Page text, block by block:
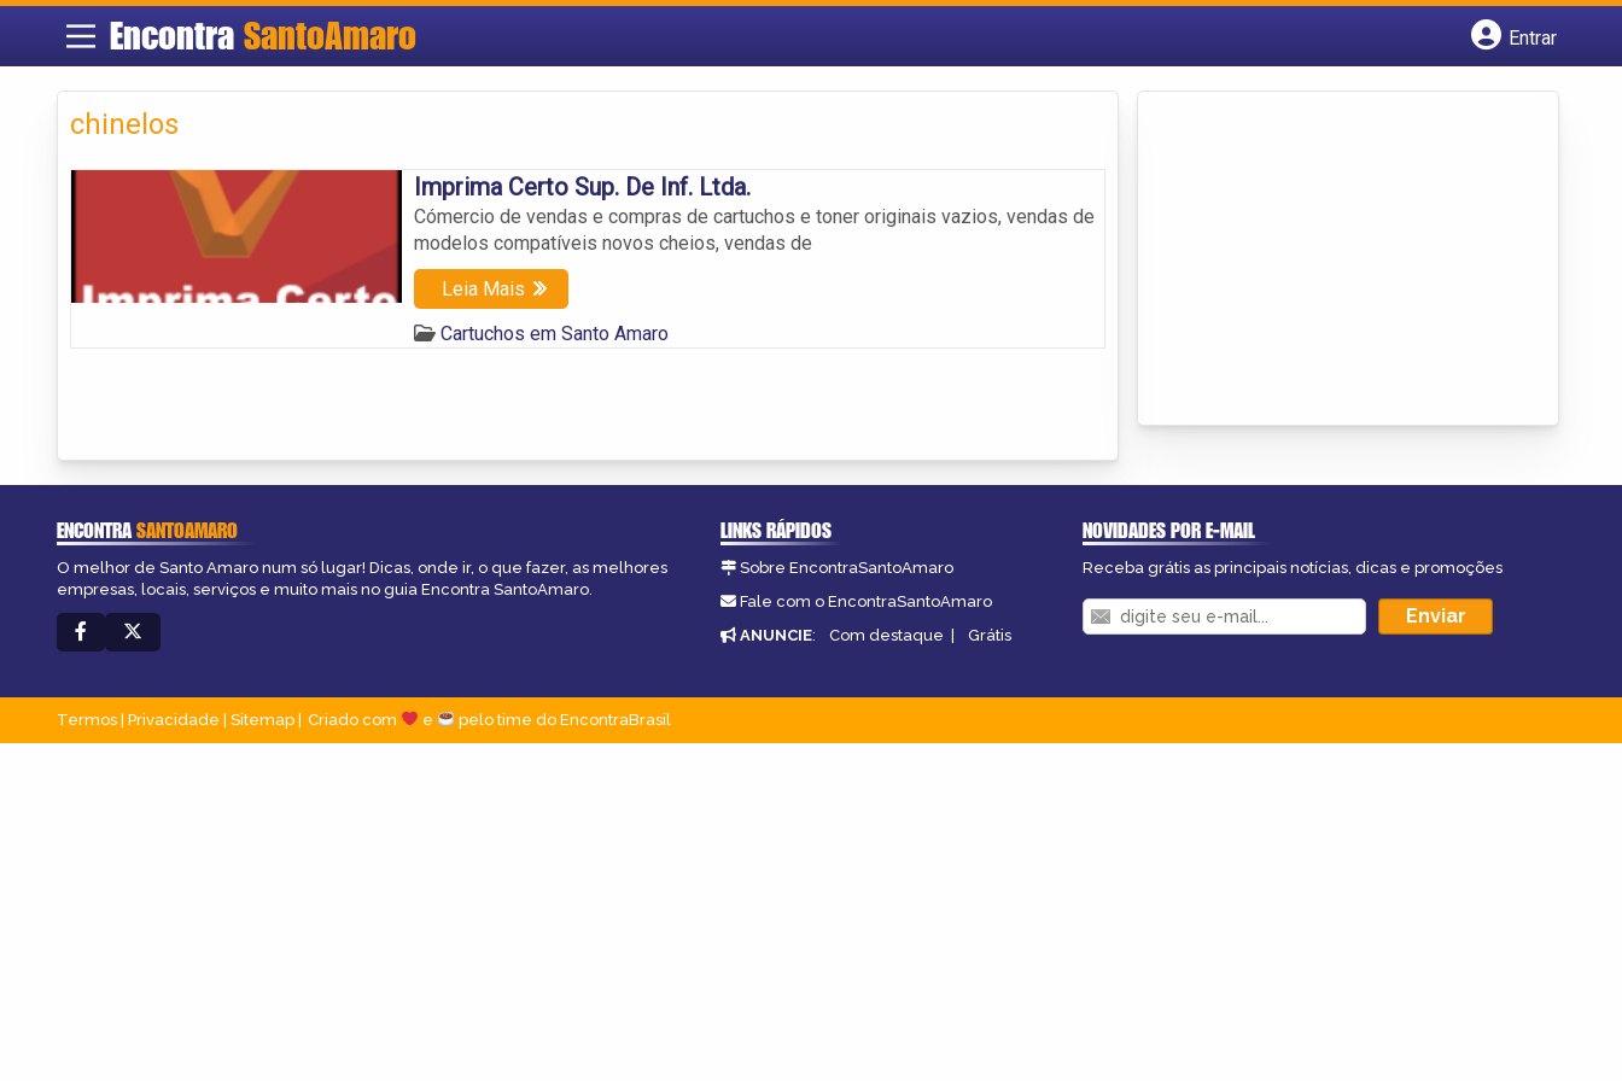
Encontra SantoAmaro
Entrar
chinelos
Imprima Certo Sup. De Inf. Ltda.
Cómercio de vendas e compras de cartuchos e toner originais vazios, vendas de
modelos compatíveis novos cheios, vendas de
Leia Mais
Cartuchos em Santo Amaro
ENCONTRASANTOAMARO
O melhor de Santo Amaro num só lugar! Dicas, onde ir, o que fazer, as melhores
empresas, locais, serviços e muito mais no guia Encontra SantoAmaro.
LINKS RÁPIDOS
Sobre EncontraSantoAmaro
Fale com o EncontraSantoAmaro
ANUNCIE: Com destaque | Grátis
NOVIDADES POR E-MAIL
Receba grátis as principais notícias, dicas e promoções
Termos Privacidade Sitemap Criado com e pelo time do EncontraBrasil